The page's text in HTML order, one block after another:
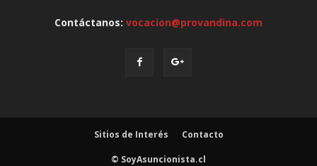
Contáctanos: vocacion@provandina.com
Sitios de Interés Contacto
© SoyAsuncionista.cl